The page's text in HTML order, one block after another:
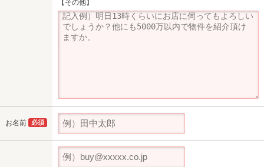
【その他】
お名前 必須